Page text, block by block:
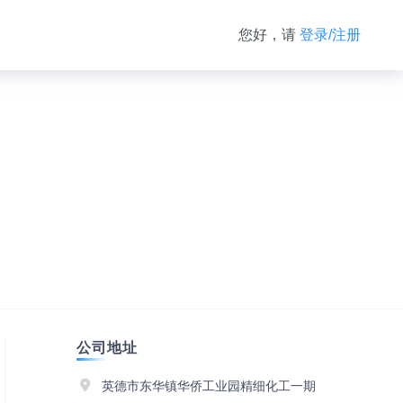
您好，请 登录/注册
公司地址
英德市东华镇华侨工业园精细化工一期